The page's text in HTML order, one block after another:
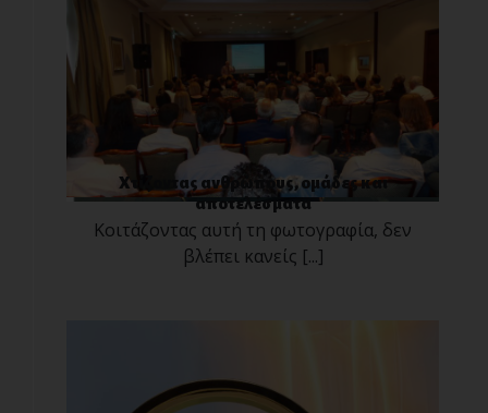
Χτίζοντας ανθρώπους, ομάδες και
αποτελέσματα
Κοιτάζοντας αυτή τη φωτογραφία, δεν
βλέπει κανείς [...]